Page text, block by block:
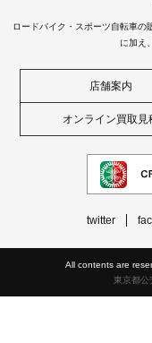
ロードバイク・スポーツ自転車
に加え
店舗案内
オンライン買取見
twitter
All contents are
東京都